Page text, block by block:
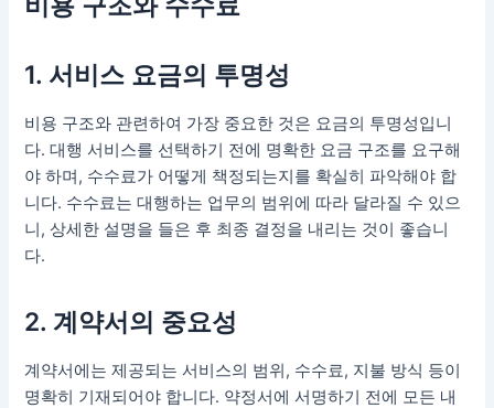
1. 서비스 요금의 투명성
비용 구조와 관련하여 가장 중요한 것은 요금의 투명성입니
다. 대행 서비스를 선택하기 전에 명확한 요금 구조를 요구해
야 하며, 수수료가 어떻게 책정되는지를 확실히 파악해야 합
니다. 수수료는 대행하는 업무의 범위에 따라 달라질 수 있으
니, 상세한 설명을 들은 후 최종 결정을 내리는 것이 좋습니
다.
2. 계약서의 중요성
계약서에는 제공되는 서비스의 범위, 수수료, 지불 방식 등이
명확히 기재되어야 합니다. 약정서에 서명하기 전에 모든 내